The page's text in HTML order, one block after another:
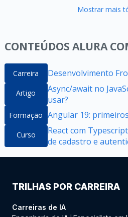
Mostrar mais
CONTEÚDOS ALURA
Carreira Desenvolvimento
Artigo
Async/await no
usar?
Formação Angular 19:
Curso
React com
de cadastro e
TRILHAS POR CARREIRA
Carreiras de IA